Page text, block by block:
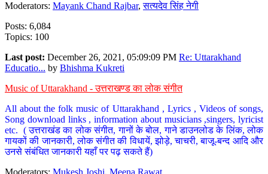
Moderators: Mayank Chand Rajbar,सत्यदेव सिंह नेगी
Posts: 6,084
Topics: 100
Last post: December 26, 2021, 05:09:09 PM Re: Uttarakhand
Educatio... by Bhishma Kukreti
Music of Uttarakhand - उत्तराखण्ड का लोक संगीत
All about the folk music of Uttarakhand , Lyrics , Videos of songs,
Song download links , information about musicians ,singers, lyricist
etc. ( उत्तराखंड का लोक संगीत, गानों के बोल, गाने डाउनलोड के लिंक, लोक
गायकों की जानकारी, लोक संगीत की विधायें, झोड़े, चाचरी, बाजू-बन्द आदि और
उनसे संबंधित जानकारी यहाँ पर पढ़ सकते हैं)